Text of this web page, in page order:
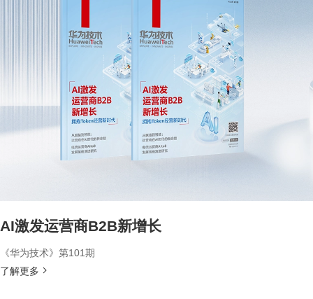
AI激发运营商B2B新增长
《华为技术》第101期
了解更多